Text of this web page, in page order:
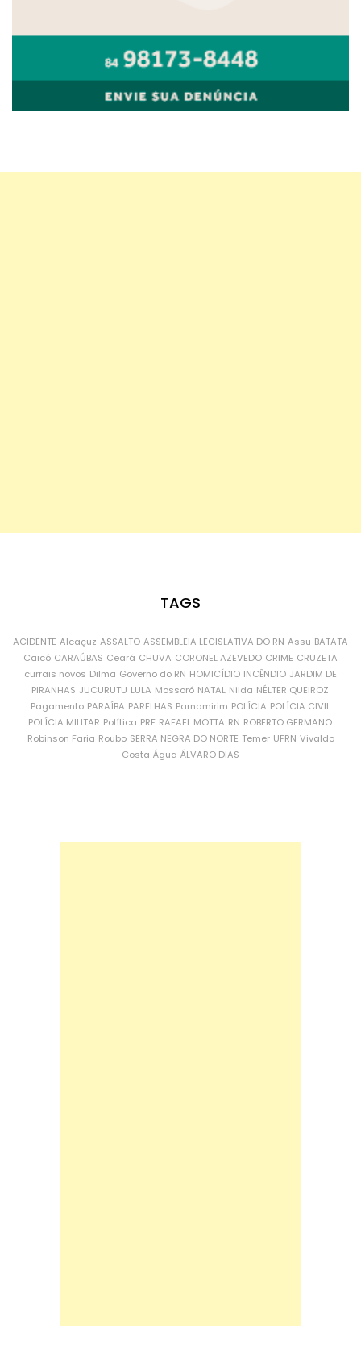
TAGS
ACIDENTE Alcaçuz ASSALTO ASSEMBLEIA LEGISLATIVA DO RN Assu BATATA
Caicó CARAÚBAS Ceará CHUVA CORONEL AZEVEDO CRIME CRUZETA
currais novos Dilma Governo do RN HOMICÍDIO INCÊNDIO JARDIM DE
PIRANHAS JUCURUTU LULA Mossoró NATAL Nilda NÉLTER QUEIROZ
Pagamento PARAÍBA PARELHAS Parnamirim POLÍCIA POLÍCIA CIVIL
POLÍCIA MILITAR Política PRF RAFAEL MOTTA RN ROBERTO GERMANO
Robinson Faria Roubo SERRA NEGRA DO NORTE Temer UFRN Vivaldo
Costa Água ÁLVARO DIAS